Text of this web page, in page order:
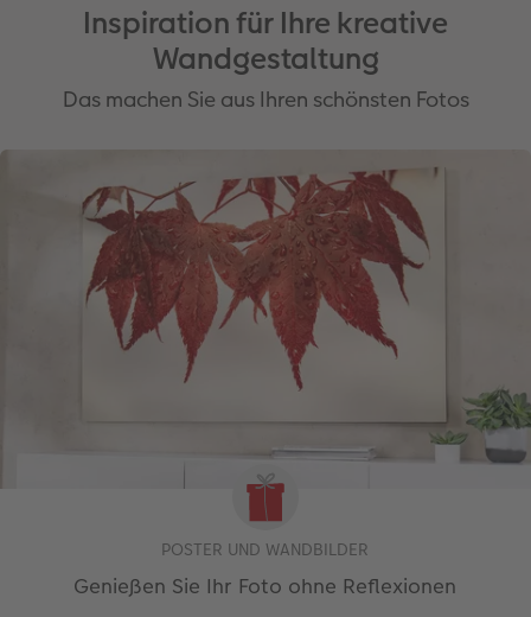
Inspiration für Ihre kreative
Wandgestaltung
Das machen Sie aus Ihren schönsten Fotos
POSTER UND WANDBILDER
Genießen Sie Ihr Foto ohne Reflexionen